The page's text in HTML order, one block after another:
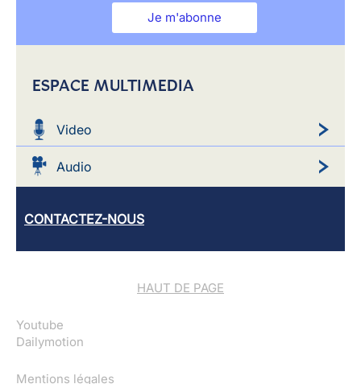
Je m'abonne
ESPACE MULTIMEDIA
Video
Audio
CONTACTEZ-NOUS
HAUT DE PAGE
Youtube
Dailymotion
Mentions légales